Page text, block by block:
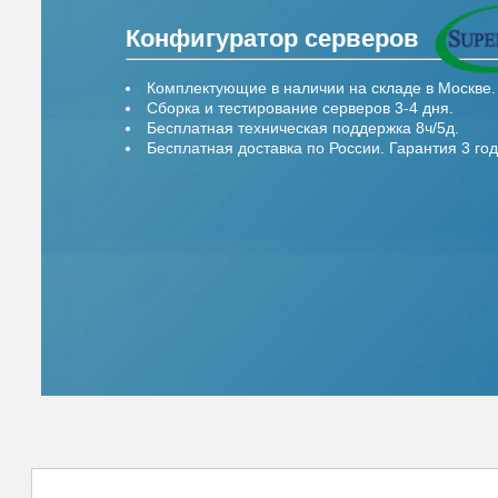
Конфигуратор серверов
Комплектующие в наличии на складе в Москве.
Сборка и тестирование серверов 3-4 дня.
Бесплатная техническая поддержка 8ч/5д.
Бесплатная доставка по России. Гарантия 3